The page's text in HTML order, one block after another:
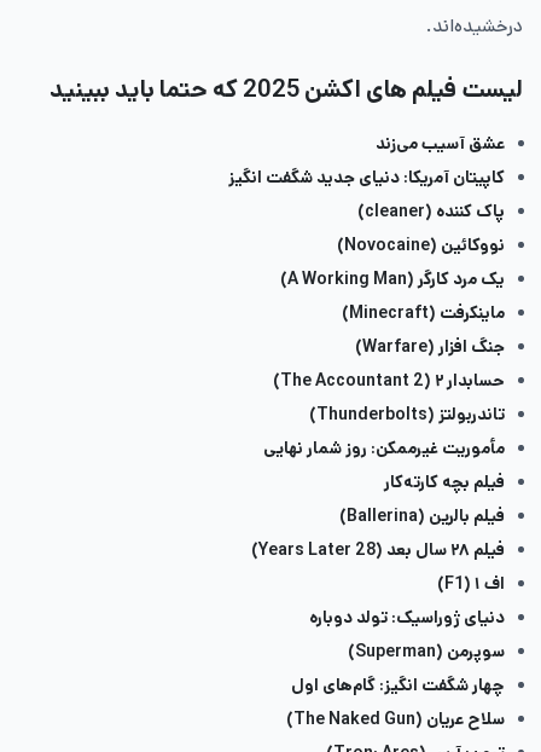
درخشیده‌اند.
لیست فیلم های اکشن 2025 که حتما باید ببینید
عشق آسیب می‌زند
کاپیتان آمریکا: دنیای جدید شگفت‌ انگیز
پاک کننده (cleaner)
نووکائین (Novocaine)
یک مرد کارگر (A Working Man)
ماینکرفت (Minecraft)
جنگ ‌افزار (Warfare)
حسابدار ۲ (The Accountant 2)
تاندربولتز (Thunderbolts)
مأموریت غیرممکن: روز شمار نهایی
فیلم بچه کارته‌کار
فیلم بالرین (Ballerina)
فیلم ۲۸ سال بعد (28 Years Later)
اف ۱ (F1)
دنیای ژوراسیک: تولد دوباره
سوپرمن (Superman)
چهار شگفت‌ انگیز: گام‌های اول
سلاح عریان (The Naked Gun)